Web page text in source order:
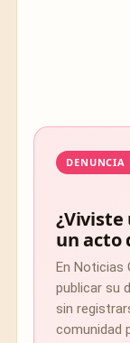
DENUNCIA
¿Viviste
un acto
En Noticias
publicar su
sin
comunidad